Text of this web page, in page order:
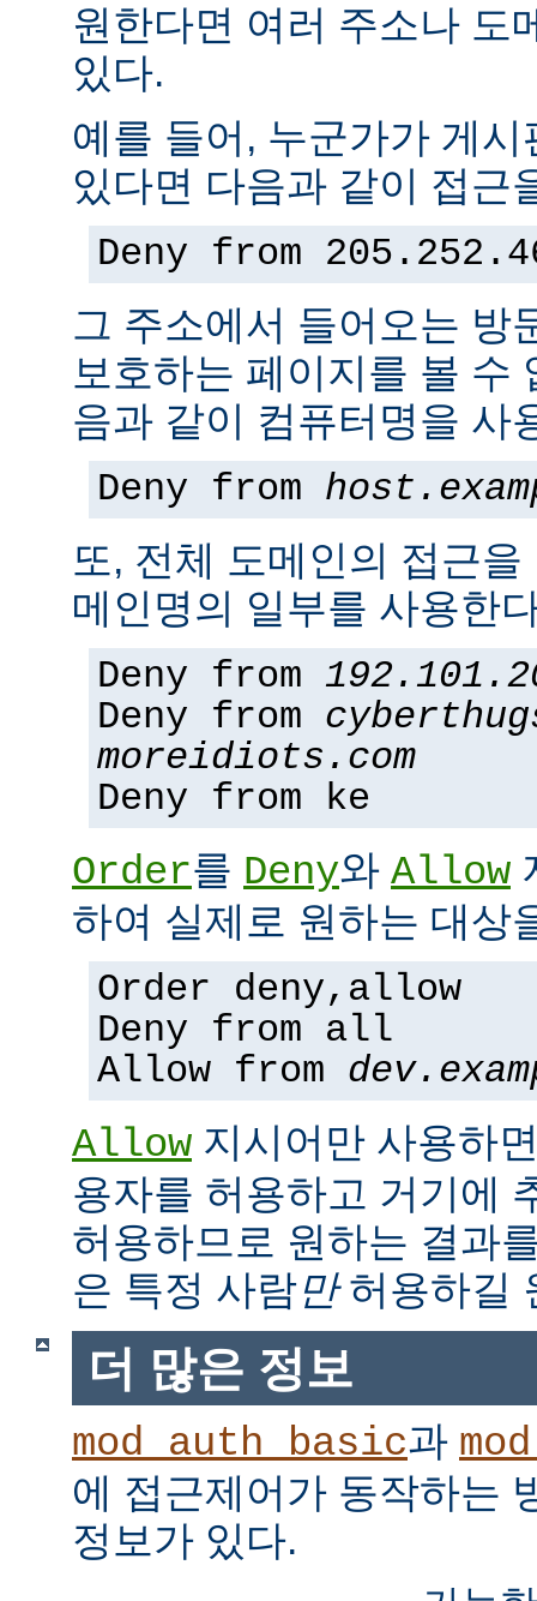
원한다면 여러 주소나 도
있다.
예를 들어, 누군가가 게
있다면 다음과 같이 접근
Deny from
그 주소에서 들어오는 방
보호하는 페이지를 볼 수
음과 같이 컴퓨터명을 사
Deny from
또, 전체 도메인의 접근
메인명의 일부를 사용한
Deny from
Deny from
moreidiots.com
Deny from ke
Order를 Deny와 Allow
하여 실제로 원하는 대상
Order deny,allow
Deny from all
Allow from
Allow 지시어만 사용하
용자를 허용하고 거기에
허용하므로 원하는 결과
은 특정 사람만허용하길
더 많은 정보
mod_auth_basic과
에 접근제어가 동작하는
정보가 있다.